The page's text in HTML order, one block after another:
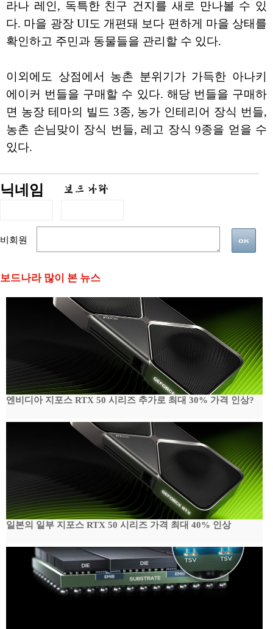
라나 레인, 독특한 친구 건지를 새로 만나볼 수 있
다. 마을 광장 UI도 개편돼 보다 편하게 마을 상태를
확인하고 주민과 동물들을 관리할 수 있다.
이외에도 상점에서 농촌 분위기가 가득한 아나키
에이커 번들을 구매할 수 있다. 해당 번들을 구매하
면 농장 테마의 빌드 3종, 농가 인테리어 장식 번들,
농촌 손님맞이 장식 번들, 레고 장식 9종을 얻을 수
있다.
닉네임
비회원
보드나라 많이 본 뉴스
엔비디아 지포스 RTX 50 시리즈 추가로 최대 30% 가격 인상?
일본의 일부 지포스 RTX 50 시리즈 가격 최대 40% 인상